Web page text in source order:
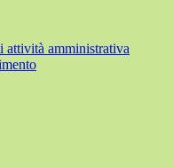
attività amministrativa